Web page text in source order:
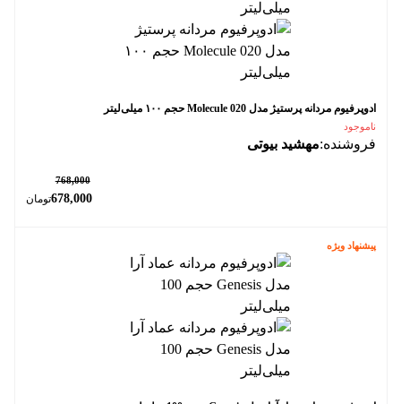
ادوپرفیوم مردانه پرستیژ مدل Molecule 020 حجم ۱۰۰ میلی‌لیتر
ناموجود
فروشنده:مهشید بیوتی
768,000
678,000تومان
پیشنهاد ویژه